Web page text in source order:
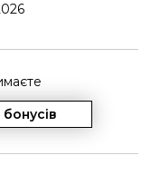
бонусів